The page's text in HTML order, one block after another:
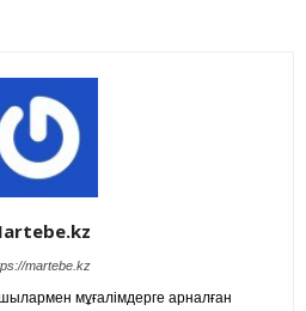
martebe.kz
мұғалімдерге арналған